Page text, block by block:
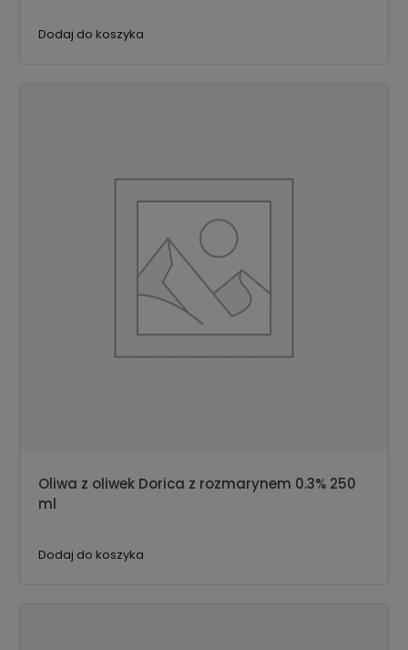
Dodaj do koszyka
Oliwa z oliwek Dorica z rozmarynem 0.3% 250
ml
Dodaj do koszyka